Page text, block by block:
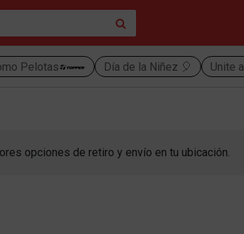
Pelotas Día de la Niñez 🎈 Unite a
opciones de retiro y envío en tu ubicación.